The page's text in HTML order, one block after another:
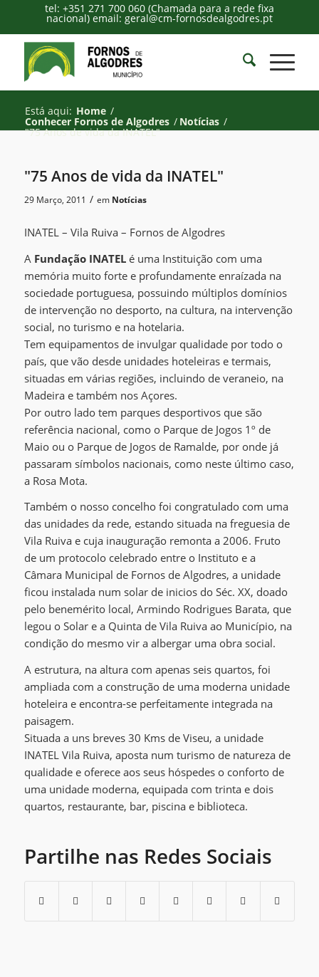
tel: +351 271 700 060 (Chamada para a rede fixa
nacional) email: geral@cm-fornosdealgodres.pt
Está aqui: Home /
Conhecer Fornos de Algodres / Notícias /
"75 Anos de vida da INATEL"
"75 Anos de vida da INATEL"
29 Março, 2011 / em Notícias
INATEL – Vila Ruiva – Fornos de Algodres
A Fundação INATELé uma Instituição com uma
memória muito forte e profundamente enraízada na
sociedade portuguesa, possuindo múltiplos domínios
de intervenção no desporto, na cultura, na intervenção
social, no turismo e na hotelaria.
Tem equipamentos de invulgar qualidade por todo o
país, que vão desde unidades hoteleiras e termais,
situadas em várias regiões, incluindo de veraneio, na
Madeira e também nos Açores.
Por outro lado tem parques desportivos que são
referência nacional, como o Parque de Jogos 1º de
Maio ou o Parque de Jogos de Ramalde, por onde já
passaram símbolos nacionais, como neste último caso,
a Rosa Mota.
Também o nosso concelho foi congratulado com uma
das unidades da rede, estando situada na freguesia de
Vila Ruiva e cuja inauguração remonta a 2006. Fruto
de um protocolo celebrado entre o Instituto e a
Câmara Municipal de Fornos de Algodres, a unidade
ficou instalada num solar de inicios do Séc. XX, doado
pelo benemérito local, Armindo Rodrigues Barata, que
legou o Solar e a Quinta de Vila Ruiva ao Município, na
condição do mesmo vir a albergar uma obra social.
A estrutura, na altura com apenas seis quartos, foi
ampliada com a construção de uma moderna unidade
hoteleira e encontra-se perfeitamente integrada na
paisagem.
Situada a uns breves 30 Kms de Viseu, a unidade
INATEL Vila Ruiva, aposta num turismo de natureza de
qualidade e oferece aos seus hóspedes o conforto de
uma unidade moderna, equipada com trinta e dois
quartos, restaurante, bar, piscina e biblioteca.
Partilhe nas Redes Sociais